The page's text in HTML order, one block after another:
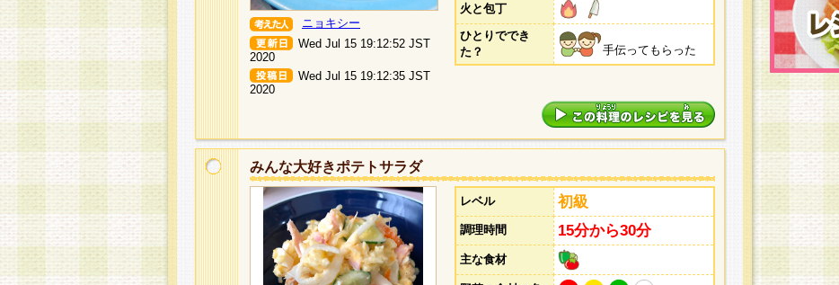
ニョキシー
Wed Jul 15 19:12:52 JST
2020
Wed Jul 15 19:12:35 JST
2020
火と包丁
ひとりででき
た？
手伝ってもらった
みんな大好きポテトサラダ
レベル 初級
調理時間 15分から30分
主な食材